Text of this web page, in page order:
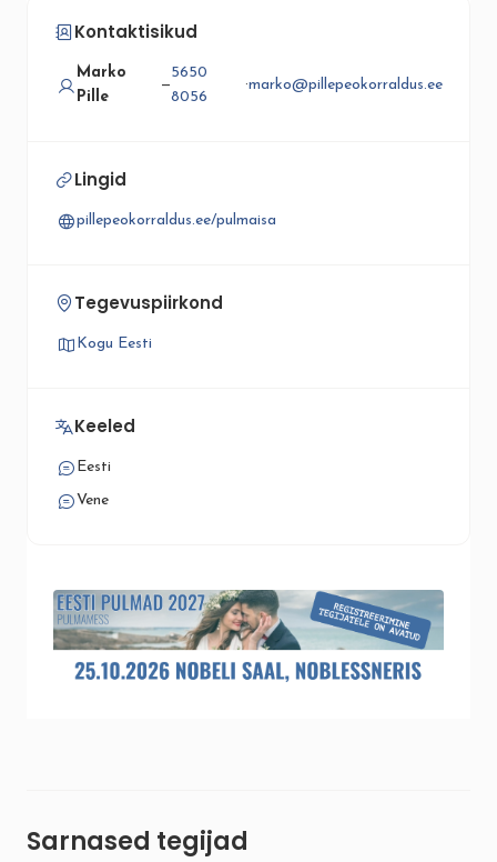
Kontaktisikud
Marko
Pille
—
5650
8056
·marko@pillepeokorraldus.ee
Lingid
pillepeokorraldus.ee/pulmaisa
Tegevuspiirkond
Kogu Eesti
Keeled
Eesti
Vene
Sarnased tegijad